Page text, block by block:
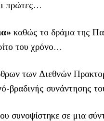
πρώτες…
καθώς το δράμα της
του χρόνο…
των Διεθνών
βραδινής συνάντησης
συνοψίστηκε σε μια